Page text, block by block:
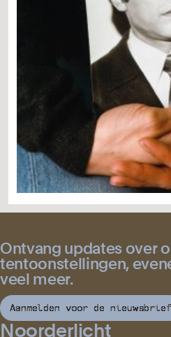
Ontvang updates over
tentoonstellingen,
veel meer.
Aanmelden voor de nieuwsbrief
Noorderlicht